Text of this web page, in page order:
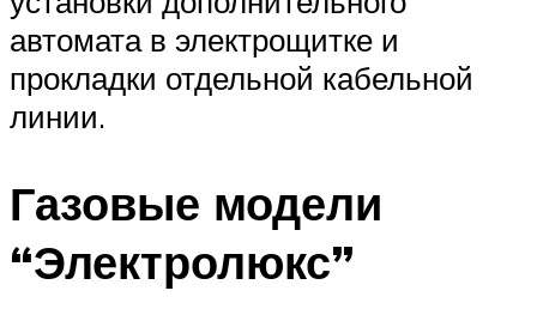
автомата в электрощитке и
прокладки отдельной кабельной
линии.
Газовые модели
“Электролюкс”